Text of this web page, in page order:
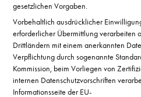
gesetzlichen Vorgaben.
Vorbehaltlich ausdrücklicher
erforderlicher Übermittlung verarbeiten
Drittländern mit einem anerkannten
Verpflichtung durch sogenannte
Kommission, beim Vorliegen von
internen Datenschutzvorschriften
Informationsseite der EU-